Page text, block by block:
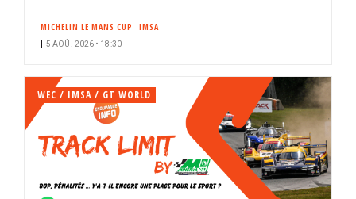
MICHELIN LE MANS CUP IMSA
5 AOÛ. 2026 • 18:30
WEC / IMSA / GT WORLD